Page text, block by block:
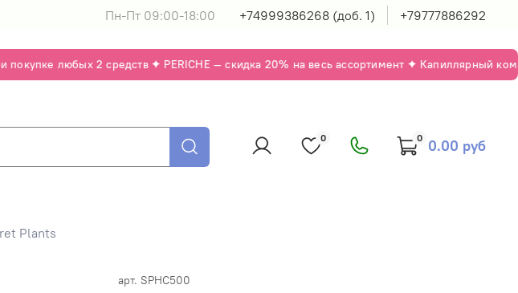
Пн-Пт 09:00-18:00 +74999386268 (доб. 1) +79777886292
любых 2 средств ✦ PERICHE — скидка 20% на весь ассортимент ✦ Капиллярный
0 0 0.00 руб
Plants
арт. SPHC500